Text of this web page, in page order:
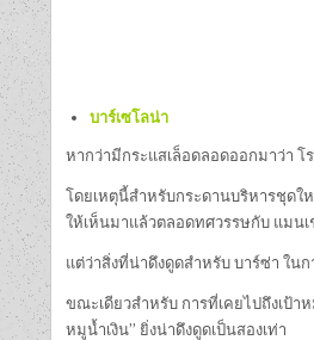
บาร์เซโลน่า
หากว่ามีกระแสเล็อดลอดออกมาว่า
โดยเหตุนี้สำหรับกระดานบริหารชุดใ
ให้เห็นมาแล้วตลอดทศวรรษกับ แมนเ
แต่ว่าสิ่งที่น่าดึงดูดสำหรับ บาร์ซ่า ใน
ขณะเดียวสำหรับ การที่เคยไปถึงเป้า
หมูน้ำเงิน” ยิ่งน่าดึงดูดเป็นสองเท่า